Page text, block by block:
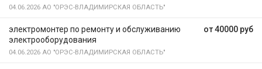
04.06.2026 АО "ОРЭС-ВЛАДИМИРСКАЯ ОБЛАСТЬ"
от 40000 руб
электромонтер по ремонту и обслуживанию
электрооборудования
04.06.2026 АО "ОРЭС-ВЛАДИМИРСКАЯ ОБЛАСТЬ"